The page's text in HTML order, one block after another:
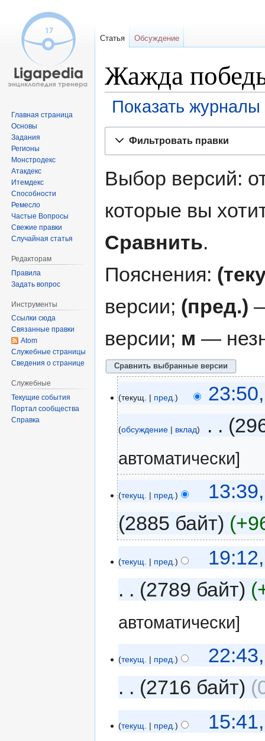
Жажда
Показать
Фильтровать правки
Выбор версий:
которые вы
Сравнить.
Пояснения:
версии; (пред.)
версии; м —
текущ. пред.
обсуждение вклад
автоматически]
текущ. пред.
2885 байт
текущ. пред.
2789 байт
автоматически]
текущ. пред.
2716 байт
текущ. пред.
Статья Обсуждение
Главная страница
Основы
Задания
Регионы
Монстродекс
Атакдекс
Итемдекс
Способности
Ремесло
Частые Вопросы
Свежие правки
Случайная статья
Редакторам
Правила
Задать вопрос
Инструменты
Ссылки сюда
Связанные правки
Atom
Служебные страницы
Сведения о странице
Служебные
Текущие события
Портал сообщества
Справка